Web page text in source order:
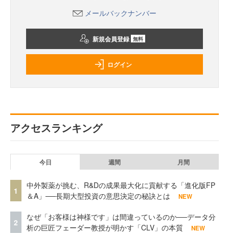
メールバックナンバー
新規会員登録 無料
ログイン
アクセスランキング
今日 週間 月間
1
中外製薬が挑む、R&Dの成果最大化に貢献する「進化版FP
＆A」──長期大型投資の意思決定の秘訣とは
NEW
2
なぜ「お客様は神様です」は間違っているのか──データ分
析の巨匠フェーダー教授が明かす「CLV」の本質
NEW